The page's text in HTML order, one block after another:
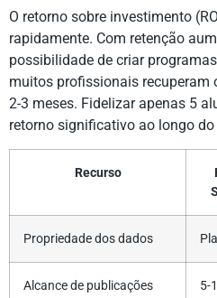
O retorno sobre investimento
rapidamente. Com retenção
possibilidade de criar
muitos profissionais recuperam
2-3 meses. Fidelizar apenas 5
retorno significativo ao longo do
Recurso
Propriedade dos dados
Alcance de publicações 5-